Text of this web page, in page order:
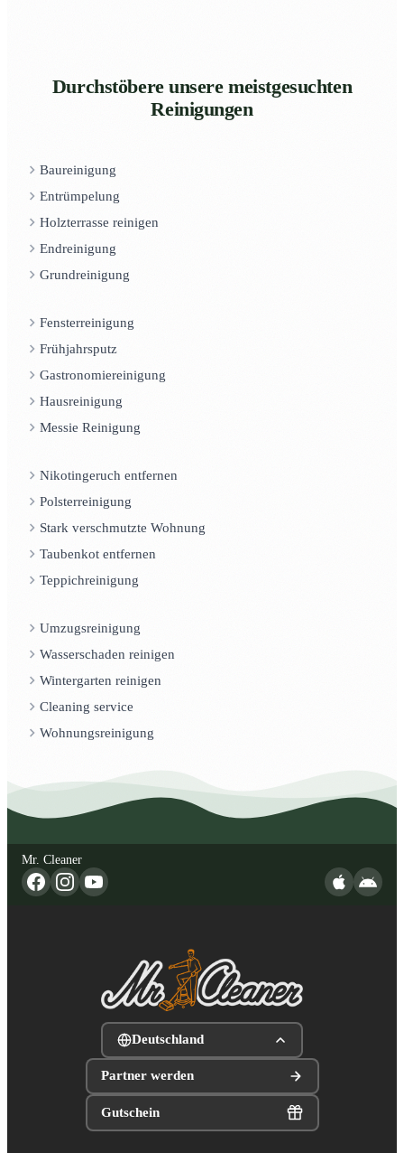
Durchstöbere unsere meistgesuchten
Reinigungen
Baureinigung
Entrümpelung
Holzterrasse reinigen
Endreinigung
Grundreinigung
Fensterreinigung
Frühjahrsputz
Gastronomiereinigung
Hausreinigung
Messie Reinigung
Nikotingeruch entfernen
Polsterreinigung
Stark verschmutzte Wohnung
Taubenkot entfernen
Teppichreinigung
Umzugsreinigung
Wasserschaden reinigen
Wintergarten reinigen
Cleaning service
Wohnungsreinigung
Mr. Cleaner
Deutschland
Partner werden
Gutschein